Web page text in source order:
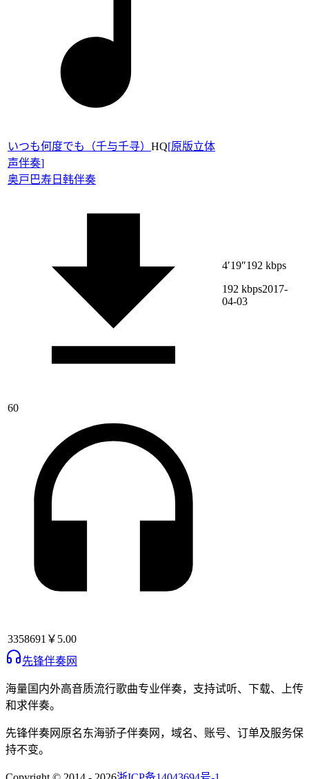
いつも何度でも（千与千寻） HQ[原版立体
声伴奏]
奥戸巴寿 日韩伴奏
60
3358691 ￥5.00
4′19″192 kbps
192 kbps2017-
04-03
先锋伴奏网
海量国内外高音质流行歌曲专业伴奏，支持试听、下载、上传
和求伴奏。
先锋伴奏网 原名东海骄子伴奏网 ，域名、账号、订单及服务保
持不变。